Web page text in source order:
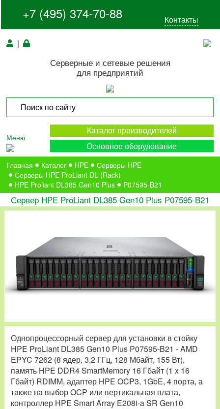
+7 (495) 374-70-88 Контакты
|
Серверные и сетевые решения
для предприятий
Меню
Каталог производителей
Основное оборудование
Главная Каталог HPE
Серверы HPE
Серверы HPE ProLiant DL (Rack)
HPE Proliant DL385 Gen10 Plus
P07595-B21
Сервер HPE ProLiant DL385 Gen10 Plus P07595-B21
Однопроцессорный сервер для установки в стойку
HPE ProLiant DL385 Gen10 Plus P07595-B21 - AMD
EPYC 7262 (8 ядер, 3,2 ГГц, 128 Мбайт, 155 Вт),
память HPE DDR4 SmartMemory 16 Гбайт (1 x 16
Гбайт) RDIMM, адаптер HPE OCP3, 1GbE, 4 порта, а
также на выбор OCP или вертикальная плата,
контроллер HPE Smart Array E208i-a SR Gen10